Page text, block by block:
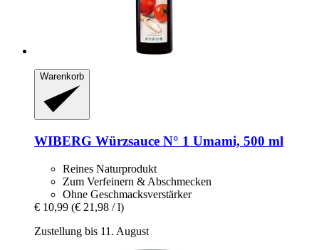
Warenkorb
WIBERG Würzsauce N° 1 Umami, 500 ml
Reines Naturprodukt
Zum Verfeinern & Abschmecken
Ohne Geschmacksverstärker
€ 10,99 (€ 21,98 / l)
Zustellung bis 11. August